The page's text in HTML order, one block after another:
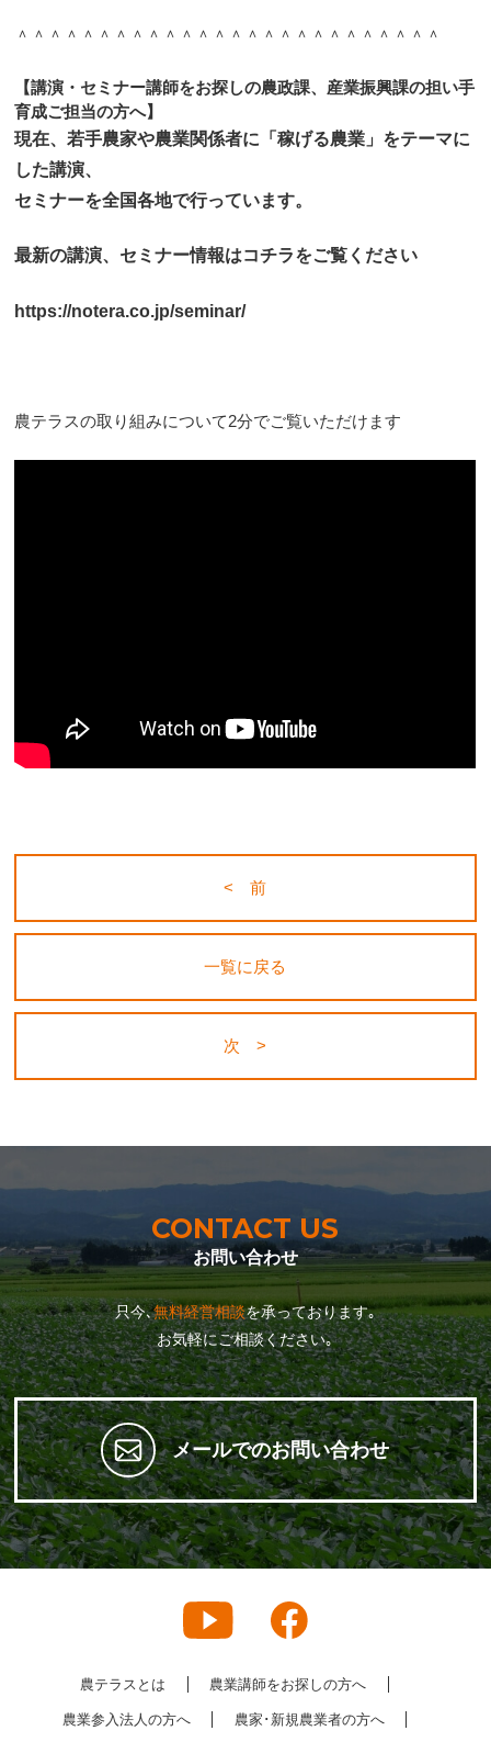
＾＾＾＾＾＾＾＾＾＾＾＾＾＾＾＾＾＾＾＾＾＾＾＾＾＾
【講演・セミナー講師をお探しの農政課、産業振興課の担い手
育成ご担当の方へ】
現在、若手農家や農業関係者に「稼げる農業」をテーマに
した講演、
セミナーを全国各地で行っています。
最新の講演、セミナー情報はコチラをご覧ください
https://notera.co.jp/seminar/
農テラスの取り組みについて2分でご覧いただけます
< 前
一覧に戻る
次 >
CONTACT US
お問い合わせ
只今､無料経営相談を承っております｡
お気軽にご相談ください｡
メールでのお問い合わせ
農テラスとは 農業講師をお探しの方へ
農業参入法人の方へ 農家･新規農業者の方へ